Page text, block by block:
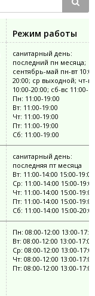
Режим работы
санитарный день:
последний пн месяца;
сентябрь-май пн-вт
20:00; ср выходной; чт-пт
10:00-20:00; сб-вс 11:00-
Пн: 11:00-19:00
Вт: 11:00-19:00
Чт: 11:00-19:00
Пт: 11:00-19:00
Сб: 11:00-19:00
санитарный день:
последняя пт месяца
Вт: 11:00-14:00 15:00-19:00
Ср: 11:00-14:00 15:00-19:00
Чт: 11:00-14:00 15:00-19:00
Пт: 11:00-14:00 15:00-19:00
Сб: 11:00-14:00 15:00-20:00
Пн: 08:00-12:00 13:00-
Вт: 08:00-12:00 13:00-17:00
Ср: 08:00-12:00 13:00-17:00
Чт: 08:00-12:00 13:00-17:00
Пт: 08:00-12:00 13:00-17:00